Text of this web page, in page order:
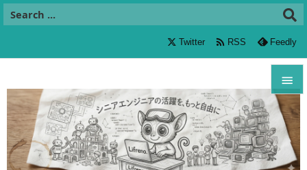


メニュ

サイド
Twitter  RSS Feedly